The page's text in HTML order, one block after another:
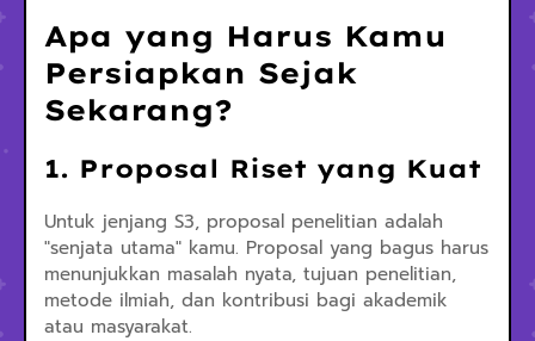
Apa yang Harus Kamu
Persiapkan Sejak
Sekarang?
1. Proposal Riset yang Kuat
Untuk jenjang S3, proposal penelitian adalah
"senjata utama" kamu. Proposal yang bagus harus
menunjukkan masalah nyata, tujuan penelitian,
metode ilmiah, dan kontribusi bagi akademik
atau masyarakat.